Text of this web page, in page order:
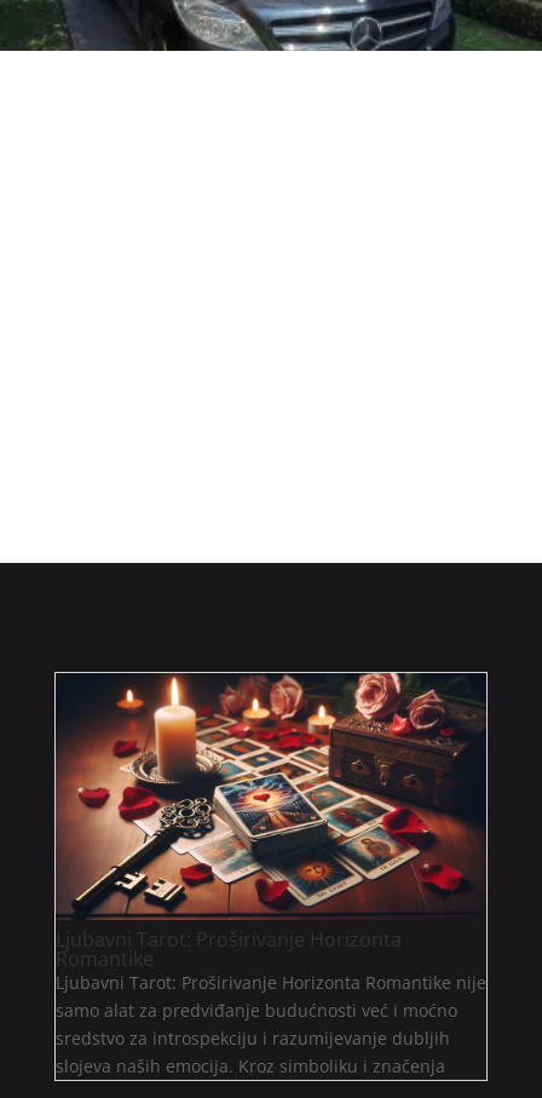
Ljubavni Tarot: Proširivanje Horizonta
Romantike
Ljubavni Tarot: Proširivanje Horizonta Romantike nije
samo alat za predviđanje budućnosti već i moćno
sredstvo za introspekciju i razumijevanje dubljih
slojeva naših emocija. Kroz simboliku i značenja